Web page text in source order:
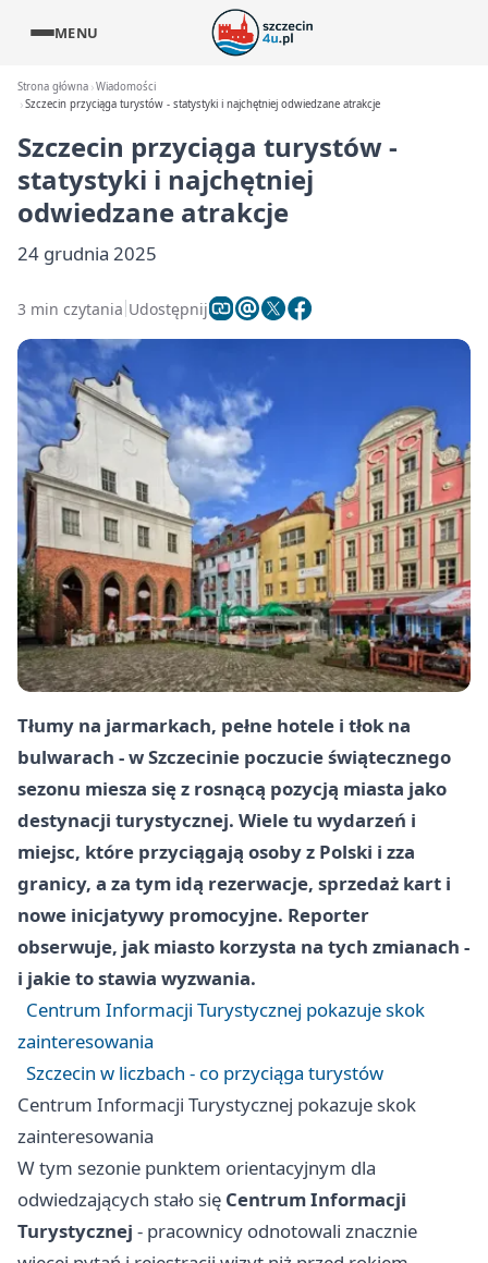
MENU
Strona główna Wiadomości
Szczecin przyciąga turystów - statystyki i najchętniej odwiedzane atrakcje
Szczecin przyciąga turystów -
statystyki i najchętniej
odwiedzane atrakcje
24 grudnia 2025
3 min czytania Udostępnij
Tłumy na jarmarkach, pełne hotele i tłok na
bulwarach - w Szczecinie poczucie świątecznego
sezonu miesza się z rosnącą pozycją miasta jako
destynacji turystycznej. Wiele tu wydarzeń i
miejsc, które przyciągają osoby z Polski i zza
granicy, a za tym idą rezerwacje, sprzedaż kart i
nowe inicjatywy promocyjne. Reporter
obserwuje, jak miasto korzysta na tych zmianach -
i jakie to stawia wyzwania.
Centrum Informacji Turystycznej pokazuje skok
zainteresowania
Szczecin w liczbach - co przyciąga turystów
Centrum Informacji Turystycznej pokazuje skok
zainteresowania
W tym sezonie punktem orientacyjnym dla
odwiedzających stało się Centrum Informacji
Turystycznej - pracownicy odnotowali znacznie